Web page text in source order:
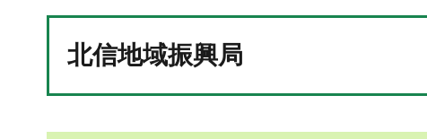
北信地域振興局